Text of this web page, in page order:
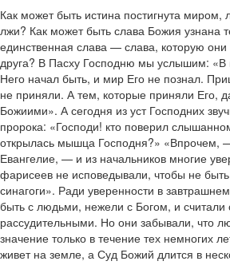
Как может быть истина постигнута
лжи? Как может быть слава Божия узнана
единственная слава — слава, которую
друга? В Пасху Господню мы услышим:
Него начал быть, и мир Его не познал.
не приняли. А тем, которые приняли Его,
Божиими». А сегодня из уст Господних
пророка: «Господи! кто поверил
открылась мышца Господня?» «Впрочем,
Евангелие, — и из начальников многие
фарисеев не исповедывали, чтобы не
синагоги». Ради уверенности в
быть с людьми, нежели с Богом, и
рассудительными. Но они забывали, что
значение только в течение тех немногих
живет на земле, а Суд Божий длится в